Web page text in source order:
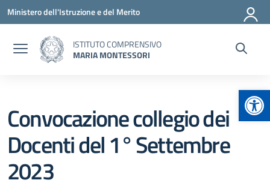
Vai ai contenuti
Vai al menu di navigazione
Vai al footer
Ministero dell'Istruzione e del Merito
ISTITUTO COMPRENSIVO
MARIA MONTESSORI
Convocazione collegio dei
Docenti del 1° Settembre
2023